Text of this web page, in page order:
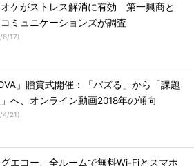
ケがストレス解消に有効 第一興商と
ミュニケーションズが調査
6/17)
」贈賞式開催：「バズる」から「課題
へ、オンライン動画2018年の傾向
4/21)
エコー、全ルームで無料Wi-Fiとスマホ